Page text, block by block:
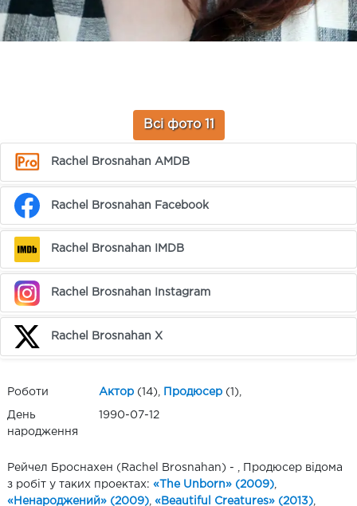
Всі фото 11
Rachel Brosnahan AMDB
Rachel Brosnahan Facebook
Rachel Brosnahan IMDB
Rachel Brosnahan Instagram
Rachel Brosnahan X
Роботи Актор (14), Продюсер (1),
День
народження
1990-07-12
Рейчел Броснахен (Rachel Brosnahan) - , Продюсер відома
з робіт у таких проектах: «The Unborn» (2009)
«Ненароджений» (2009) «Beautiful Creatures» (2013)